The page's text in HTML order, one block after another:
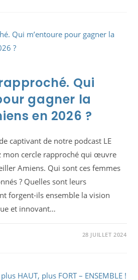
Qui
gagner la
en 2026 ?
captivant de notre podcast LE
mon cercle rapproché qui œuvre
Amiens. Qui sont ces femmes
? Quelles sont leurs
forgent-ils ensemble la vision
et innovant…
28 JUILLET 2024